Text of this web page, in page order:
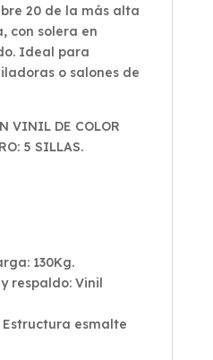
20 de la más alta
con solera en
Ideal para
o salones de
VINIL DE COLOR
5 SILLAS.
130Kg.
respaldo: Vinil
esmalte